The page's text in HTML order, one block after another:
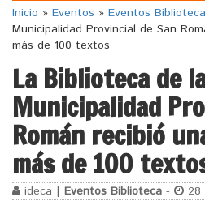
Inicio » Eventos » Eventos Biblioteca
Municipalidad Provincial de San
más de 100 textos
La Biblioteca de
Municipalidad
Román recibió
más de 100
ideca | Eventos Biblioteca - 28